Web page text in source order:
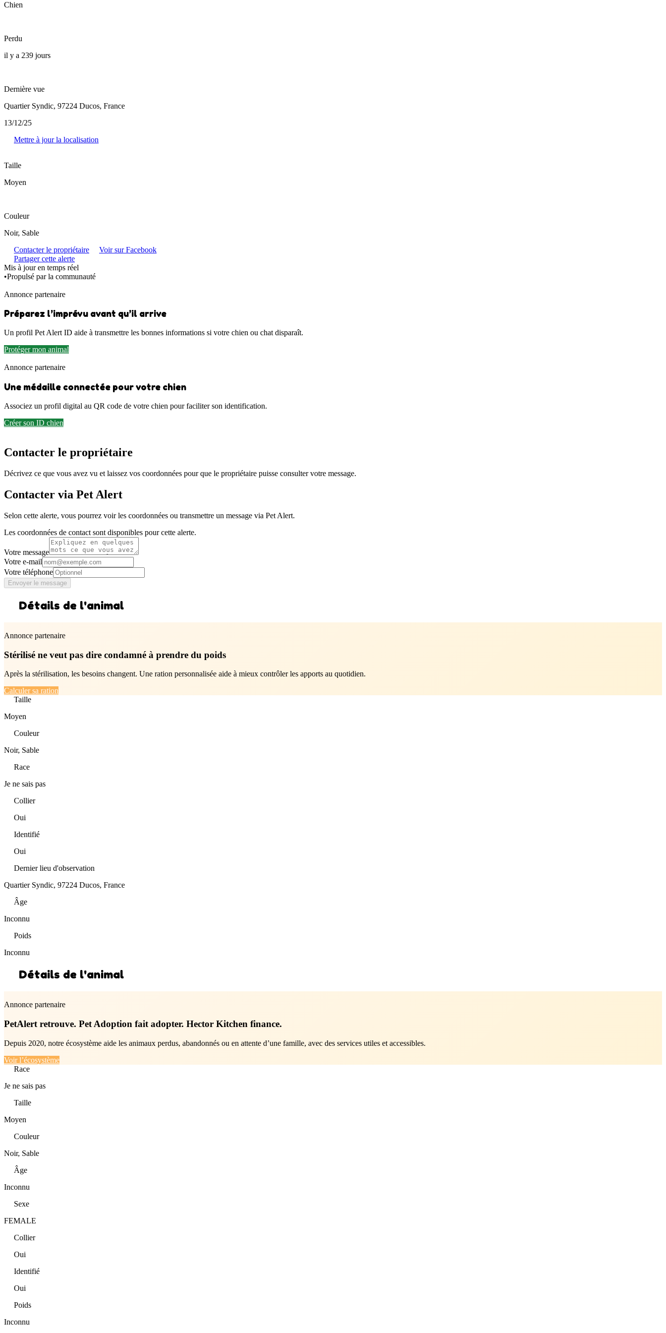
Chien
Perdu
il y a 239 jours
Dernière vue
Quartier Syndic, 97224 Ducos, France
13/12/25
Mettre à jour la localisation
Taille
Moyen
Couleur
Noir, Sable
Contacter le propriétaire
Voir sur Facebook
Partager cette alerte
Mis à jour en temps réel
•Propulsé par la communauté
Annonce partenaire
Préparez l’imprévu avant qu’il arrive
Un profil Pet Alert ID aide à transmettre les bonnes informations si votre chien ou chat disparaît.
Protéger mon animal
Annonce partenaire
Une médaille connectée pour votre chien
Associez un profil digital au QR code de votre chien pour faciliter son identification.
Créer son ID chien
Contacter le propriétaire
Décrivez ce que vous avez vu et laissez vos coordonnées pour que le propriétaire puisse consulter votre message.
Contacter via Pet Alert
Selon cette alerte, vous pourrez voir les coordonnées ou transmettre un message via Pet Alert.
Les coordonnées de contact sont disponibles pour cette alerte.
Votre message
Votre e-mail
Votre téléphone
Envoyer le message
Détails de l'animal
Annonce partenaire
Stérilisé ne veut pas dire condamné à prendre du poids
Après la stérilisation, les besoins changent. Une ration personnalisée aide à mieux contrôler les apports au quotidien.
Calculer sa ration
Taille
Moyen
Couleur
Noir, Sable
Race
Je ne sais pas
Collier
Oui
Identifié
Oui
Dernier lieu d'observation
Quartier Syndic, 97224 Ducos, France
Âge
Inconnu
Poids
Inconnu
Détails de l'animal
Annonce partenaire
PetAlert retrouve. Pet Adoption fait adopter. Hector Kitchen finance.
Depuis 2020, notre écosystème aide les animaux perdus, abandonnés ou en attente d’une famille, avec des services utiles et accessibles.
Voir l’écosystème
Race
Je ne sais pas
Taille
Moyen
Couleur
Noir, Sable
Âge
Inconnu
Sexe
FEMALE
Collier
Oui
Identifié
Oui
Poids
Inconnu